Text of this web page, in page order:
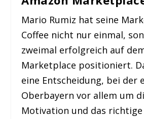
Mario Rumiz hat seine
Coffee nicht nur einmal,
zweimal erfolgreich auf
Marketplace positioniert.
eine Entscheidung, bei der
Oberbayern vor allem um
Motivation und das